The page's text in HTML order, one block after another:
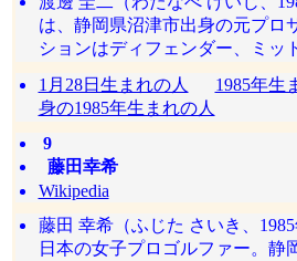
は、静岡県沼津市出身の元プロ
ションはディフェンダー、ミッ
1月28日生まれの人
1985年生
身の1985年生まれの人
9
藤田幸希
Wikipedia
藤田 幸希（ふじた さいき、1985
日本の女子プロゴルファー。静